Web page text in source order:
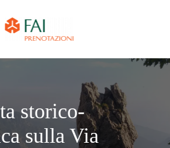
storico-
sulla Via